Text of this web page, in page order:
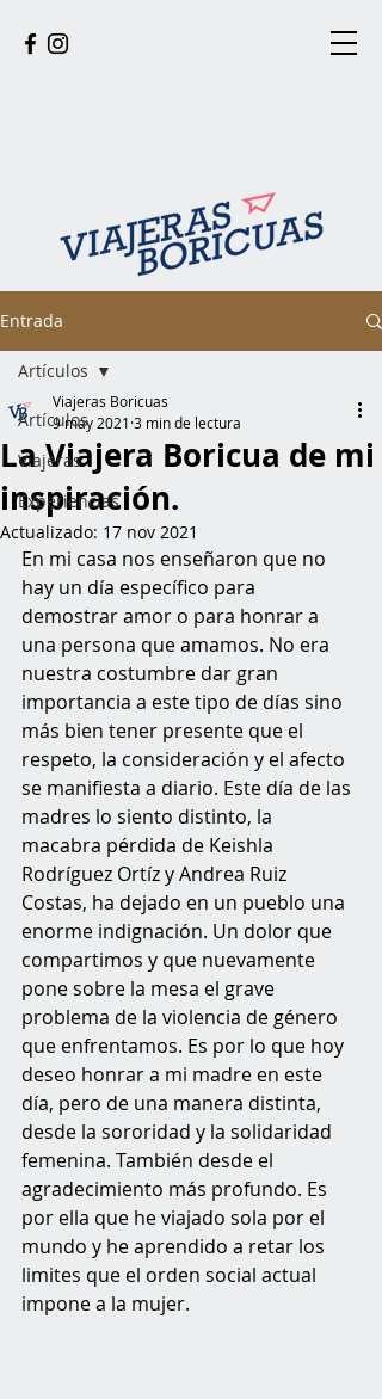
Entrada
Artículos
Viajeras
Experiencias
Artículos
La Viajera Boricua de mi
inspiración.
Viajeras Boricuas
9 may 2021 3 min de lectura
Actualizado: 17 nov 2021
En mi casa nos enseñaron que no
hay un día específico para
demostrar amor o para honrar a
una persona que amamos. No era
nuestra costumbre dar gran
importancia a este tipo de días sino
más bien tener presente que el
respeto, la consideración y el afecto
se manifiesta a diario. Este día de las
madres lo siento distinto, la
macabra pérdida de Keishla
Rodríguez Ortíz y Andrea Ruiz
Costas, ha dejado en un pueblo una
enorme indignación. Un dolor que
compartimos y que nuevamente
pone sobre la mesa el grave
problema de la violencia de género
que enfrentamos. Es por lo que hoy
deseo honrar a mi madre en este
día, pero de una manera distinta,
desde la sororidad y la solidaridad
femenina. También desde el
agradecimiento más profundo. Es
por ella que he viajado sola por el
mundo y he aprendido a retar los
limites que el orden social actual
impone a la mujer.